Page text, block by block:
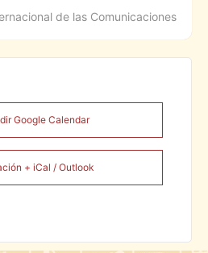
de las Comunicaciones
Google Calendar
+ iCal / Outlook